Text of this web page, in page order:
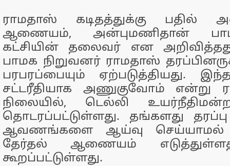
ராமதாஸ் கடிதத்துக்கு பதில்
ஆணையம், அன்புமணிதான்
கட்சியின் தலைவர் என
பாமக நிறுவனர் ராமதாஸ்
பரபரப்பையும் ஏற்படுத்தியது.
சட்டரீதியாக அணுகுவோம் என்று
நிலையில், டெல்லி
தொடரப்பட்டுள்ளது. தங்களது
ஆவணங்களை ஆய்வு செய்யாமல்
தேர்தல் ஆணையம்
கூறப்பட்டுள்ளது.